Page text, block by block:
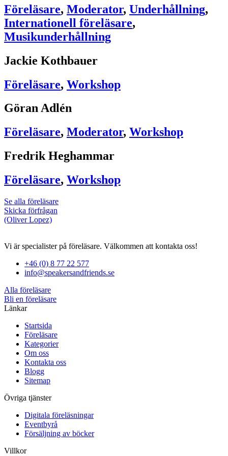
Föreläsare, Moderator, Underhållning,
Internationell föreläsare,
Musikunderhållning
Jackie Kothbauer
Föreläsare, Workshop
Göran Adlén
Föreläsare, Moderator, Workshop
Fredrik Heghammar
Föreläsare, Workshop
Se alla föreläsare
Skicka förfrågan
(Oliver Lopez)
Vi är specialister på föreläsare. Välkommen att kontakta oss!
+46 (0) 8 77 22 577
info@speakersandfriends.se
Alla föreläsare
Bli en föreläsare​
Länkar
Startsida
Föreläsare
Kategorier
Om oss
Kontakta oss
Blogg
Sitemap
Övriga tjänster
Digitala föreläsningar
Eventbyrå
Försäljning av böcker
Villkor